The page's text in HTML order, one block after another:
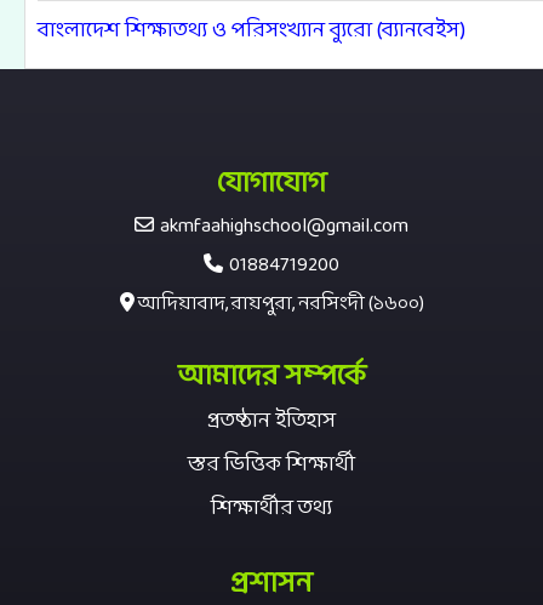
বাংলাদেশ শিক্ষাতথ্য ও পরিসংখ্যান ব্যুরো (ব্যানবেইস)
যোগাযোগ
akmfaahighschool@gmail.com
01884719200
আদিয়াবাদ, রায়পুরা, নরসিংদী (১৬০০)
আমাদের সম্পর্কে
প্রতষ্ঠান ইতিহাস
স্তর ভিত্তিক শিক্ষার্থী
শিক্ষার্থীর তথ্য
প্রশাসন